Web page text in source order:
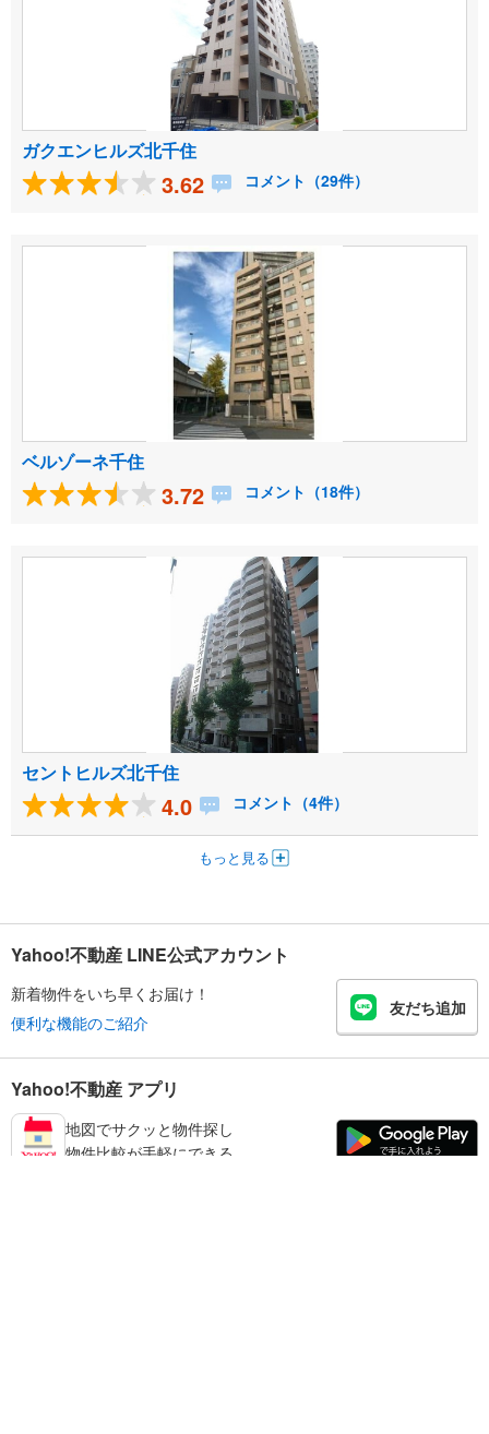
ガクエンヒルズ北千住
3.62 コメント（29件）
ベルゾーネ千住
3.72 コメント（18件）
セントヒルズ北千住
4.0 コメント（4件）
もっと見る
Yahoo!不動産 LINE公式アカウント
新着物件をいち早くお届け！
便利な機能のご紹介
友だち追加
Yahoo!不動産 アプリ
地図でサクッと物件探し
物件比較が手軽にできる